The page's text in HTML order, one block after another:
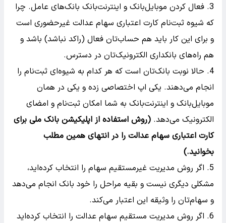
فعال کردن موبایل‌بانک و اینترنت‌بانک بانک‌های عامل. چرا
که شیوه ثبت‌نام کارت اعتباری سهام عدالت غیرحضوری است
و برای این کار باید هم حساب‌تان فعال (راکد نباشد) باشد و
هم راه‌های بانکداری الکترونیک‌تان در دسترس.
حالا نوبت بانک‌تان است که هر کدام به شیوه‌ای ثبت‌نام را
انجام می‌دهند. یکی اپ اختصاصی زده و یکی در همان
موبایل‌بانک و اینترنت‌بانک به شما امکان ثبت‌نام و امضای
الکترونیک می‌دهد. (روش استفاده از اپلیکیشن بانک ملی برای
کارت اعتباری سهام عدالت را در انتهای همین مطلب
بخوانید.)
اگر روش مدیریت غیرمستقیم سهام را انتخاب کرده‌اید،
مشکلی دیگری نیست و بقیه مراحل را خود بانک انجام می‌دهد
و سهام‌تان را وثیقه این اعتبار می‌کند.
اگر روش مدیریت مستقیم سهام عدالت را انتخاب کرده‌اید